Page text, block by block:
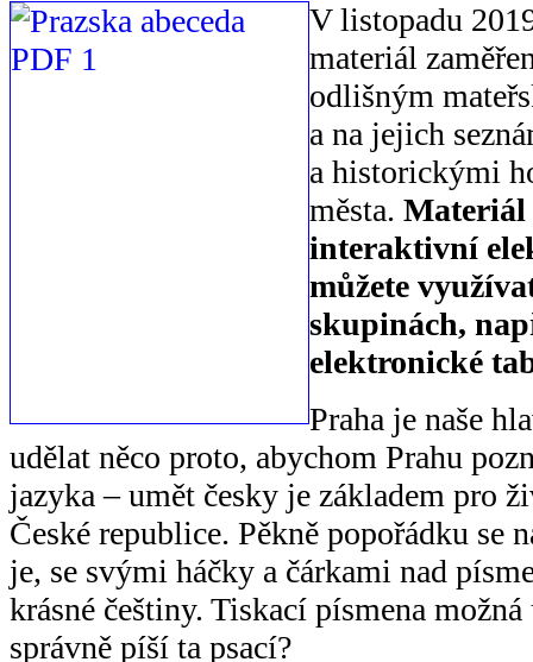
V listopadu
materiál
odlišným
a na jejich
a historickými
města. Materiál
interaktivní
můžete
skupinách,
elektronické
Praha je naše
udělat něco proto, abychom Prahu
jazyka – umět česky je základem pro
České republice. Pěkně popořádku se
je, se svými háčky a čárkami nad
krásné češtiny. Tiskací písmena
správně píší ta psací?